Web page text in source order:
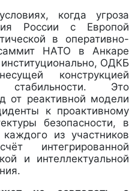
когда угроза
России с Европой
в оперативно-
НАТО в Анкаре
ОДКБ
конструкцией
стабильности. Это
от реактивной модели
к проактивному
безопасности, в
каждого из участников
интегрированной
и интеллектуальной